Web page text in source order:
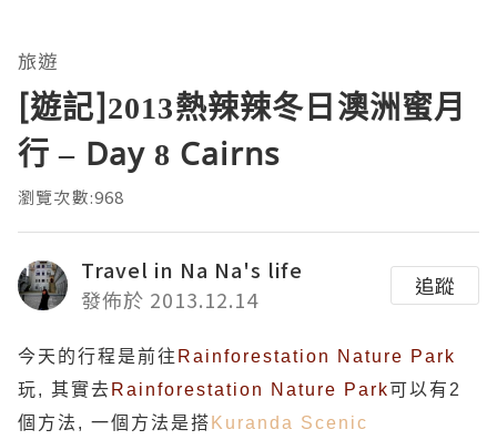
旅遊
[遊記]2013熱辣辣冬日澳洲蜜月
行 – Day 8 Cairns
瀏覽次數:968
Travel in Na Na's life
發佈於 2013.12.14
追蹤
今天的行程是前往 Rainforestation Nature Park
玩, 其實去 Rainforestation Nature Park可以有 2
個方法 , 一個方法是搭 Kuranda Scenic